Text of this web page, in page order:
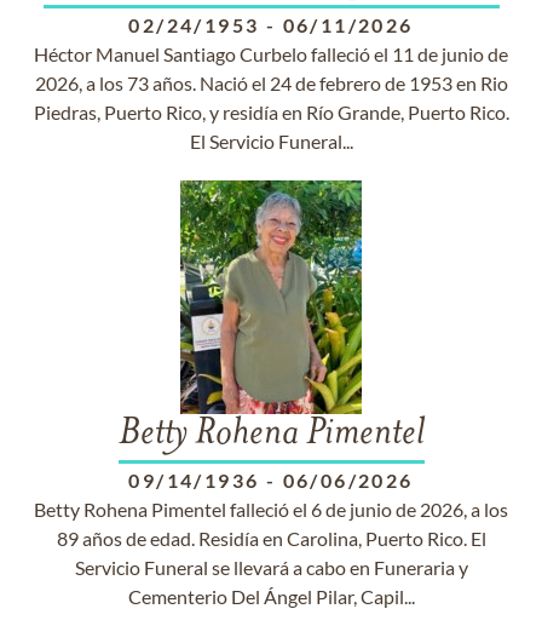
02/24/1953 - 06/11/2026
Héctor Manuel Santiago Curbelo falleció el 11 de junio de
2026, a los 73 años. Nació el 24 de febrero de 1953 en Rio
Piedras, Puerto Rico, y residía en Río Grande, Puerto Rico.
El Servicio Funeral...
Betty Rohena Pimentel
09/14/1936 - 06/06/2026
Betty Rohena Pimentel falleció el 6 de junio de 2026, a los
89 años de edad. Residía en Carolina, Puerto Rico. El
Servicio Funeral se llevará a cabo en Funeraria y
Cementerio Del Ángel Pilar, Capil...